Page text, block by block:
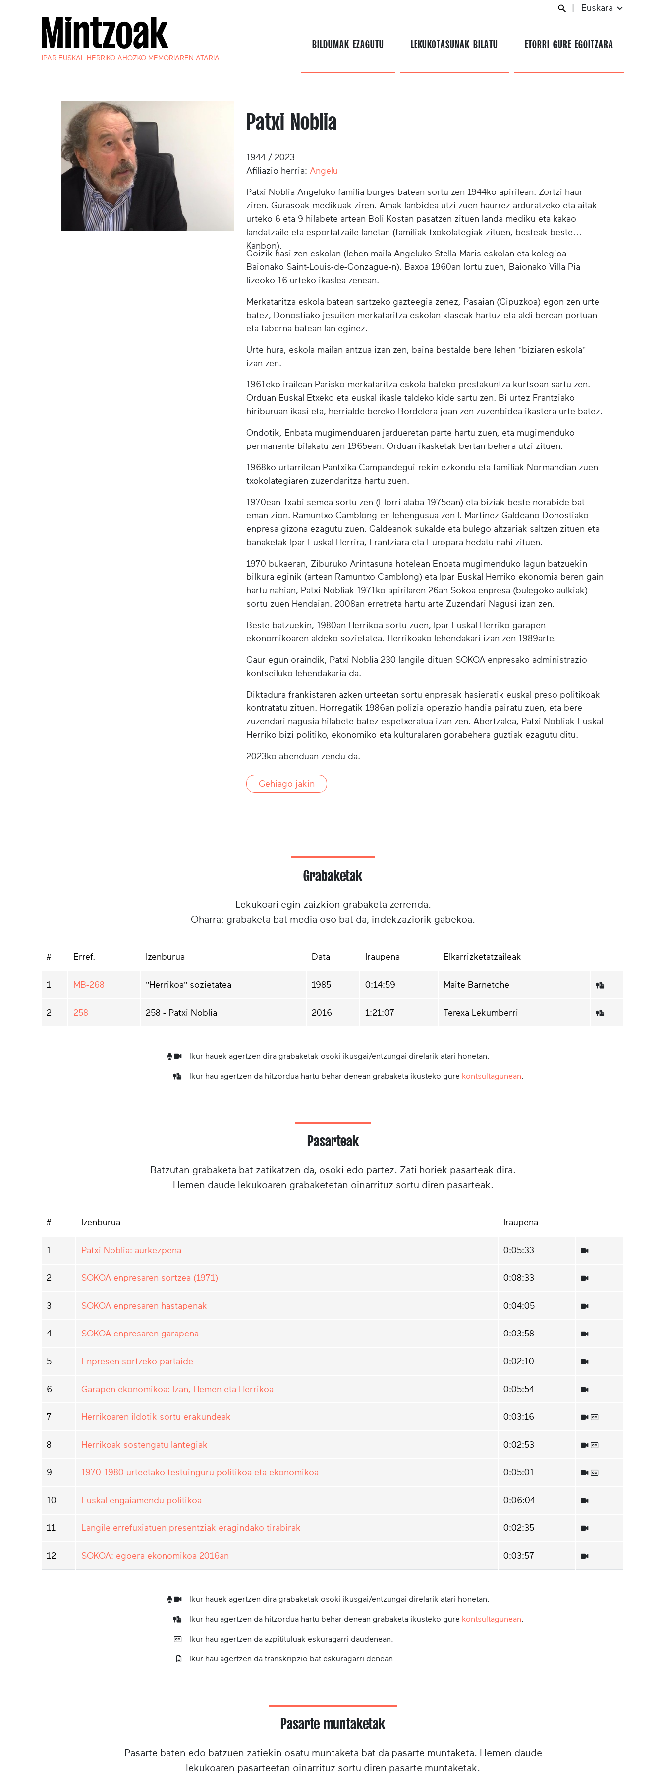
IPAR EUSKAL HERRIKO AHOZKO MEMORIAREN ATARIA
Euskara
BILDUMAK EZAGUTU LEKUKOTASUNAK BILATU ETORRI GURE EGOITZARA
Patxi Noblia
1944 / 2023
Afiliazio herria:Angelu
Patxi Noblia Angeluko familia burges batean sortu zen 1944ko apirilean. Zortzi haur
ziren. Gurasoak medikuak ziren. Amak lanbidea utzi zuen haurrez arduratzeko eta aitak
urteko 6 eta 9 hilabete artean Boli Kostan pasatzen zituen landa mediku eta kakao
landatzaile eta esportatzaile lanetan (familiak txokolategiak zituen, besteak beste
Kanbon).
Goizik hasi zen eskolan (lehen maila Angeluko Stella-Maris eskolan eta kolegioa
Baionako Saint-Louis-de-Gonzague-n). Baxoa 1960an lortu zuen, Baionako Villa Pia
lizeoko 16 urteko ikaslea zenean.
Merkataritza eskola batean sartzeko gazteegia zenez, Pasaian (Gipuzkoa) egon zen urte
batez, Donostiako jesuiten merkataritza eskolan klaseak hartuz eta aldi berean portuan
eta taberna batean lan eginez.
Urte hura, eskola mailan antzua izan zen, baina bestalde bere lehen "biziaren eskola"
izan zen.
1961eko irailean Parisko merkataritza eskola bateko prestakuntza kurtsoan sartu zen.
Orduan Euskal Etxeko eta euskal ikasle taldeko kide sartu zen. Bi urtez Frantziako
hiriburuan ikasi eta, herrialde bereko Bordelera joan zen zuzenbidea ikastera urte batez.
Ondotik, Enbata mugimenduaren jardueretan parte hartu zuen, eta mugimenduko
permanente bilakatu zen 1965ean. Orduan ikasketak bertan behera utzi zituen.
1968ko urtarrilean Pantxika Campandegui-rekin ezkondu eta familiak Normandian zuen
txokolategiaren zuzendaritza hartu zuen.
1970ean Txabi semea sortu zen (Elorri alaba 1975ean) eta biziak beste norabide bat
eman zion. Ramuntxo Camblong-en lehengusua zen I. Martinez Galdeano Donostiako
enpresa gizona ezagutu zuen. Galdeanok sukalde eta bulego altzariak saltzen zituen eta
banaketak Ipar Euskal Herrira, Frantziara eta Europara hedatu nahi zituen.
1970 bukaeran, Ziburuko Arintasuna hotelean Enbata mugimenduko lagun batzuekin
bilkura eginik (artean Ramuntxo Camblong) eta Ipar Euskal Herriko ekonomia beren gain
hartu nahian, Patxi Nobliak 1971ko apirilaren 26an Sokoa enpresa (bulegoko aulkiak)
sortu zuen Hendaian. 2008an erretreta hartu arte Zuzendari Nagusi izan zen.
Beste batzuekin, 1980an Herrikoa sortu zuen, Ipar Euskal Herriko garapen
ekonomikoaren aldeko sozietatea. Herrikoako lehendakari izan zen 1989arte.
Gaur egun oraindik, Patxi Noblia 230 langile dituen SOKOA enpresako administrazio
kontseiluko lehendakaria da.
Diktadura frankistaren azken urteetan sortu enpresak hasieratik euskal preso politikoak
kontratatu zituen. Horregatik 1986an polizia operazio handia pairatu zuen, eta bere
zuzendari nagusia hilabete batez espetxeratua izan zen. Abertzalea, Patxi Nobliak Euskal
Herriko bizi politiko, ekonomiko eta kulturalaren gorabehera guztiak ezagutu ditu.
2023ko abenduan zendu da.
Gehiago jakin
Grabaketak
Lekukoari egin zaizkion grabaketa zerrenda.
Oharra: grabaketa bat media oso bat da, indekzaziorik gabekoa.
# Erref. Izenburua Data Iraupena Elkarrizketatzaileak
1 MB-268 "Herrikoa" sozietatea 1985 0:14:59 Maite Barnetche
2 258 258 - Patxi Noblia 2016 1:21:07 Terexa Lekumberri
Ikur hauek agertzen dira grabaketak osoki ikusgai/entzungai direlarik atari honetan.
Ikur hau agertzen da hitzordua hartu behar denean grabaketa ikusteko gure kontsultagunean
Pasarteak
Batzutan grabaketa bat zatikatzen da, osoki edo partez. Zati horiek pasarteak dira.
Hemen daude lekukoaren grabaketetan oinarrituz sortu diren pasarteak.
# Izenburua Iraupena
1 Patxi Noblia: aurkezpena 0:05:33
2 SOKOA enpresaren sortzea (1971) 0:08:33
3 SOKOA enpresaren hastapenak 0:04:05
4 SOKOA enpresaren garapena 0:03:58
5 Enpresen sortzeko partaide 0:02:10
6 Garapen ekonomikoa: Izan, Hemen eta Herrikoa 0:05:54
7 Herrikoaren ildotik sortu erakundeak 0:03:16
8 Herrikoak sostengatu lantegiak 0:02:53
9 1970-1980 urteetako testuinguru politikoa eta ekonomikoa 0:05:01
10 Euskal engaiamendu politikoa 0:06:04
11 Langile errefuxiatuen presentziak eragindako tirabirak 0:02:35
12 SOKOA: egoera ekonomikoa 2016an 0:03:57
Ikur hauek agertzen dira grabaketak osoki ikusgai/entzungai direlarik atari honetan.
Ikur hau agertzen da hitzordua hartu behar denean grabaketa ikusteko gure kontsultagunean
Ikur hau agertzen da azpitituluak eskuragarri daudenean.
Ikur hau agertzen da transkripzio bat eskuragarri denean.
Pasarte muntaketak
Pasarte baten edo batzuen zatiekin osatu muntaketa bat da pasarte muntaketa. Hemen daude
lekukoaren pasarteetan oinarrituz sortu diren pasarte muntaketak.